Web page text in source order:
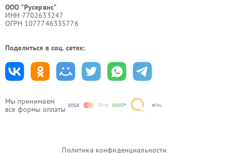
Мы принимаем
все формы оплаты
ООО "Русервис"
ИНН 7702633247
ОГРН 1077746335776
Поделиться в соц. сетях:
Политика конфиденциальности